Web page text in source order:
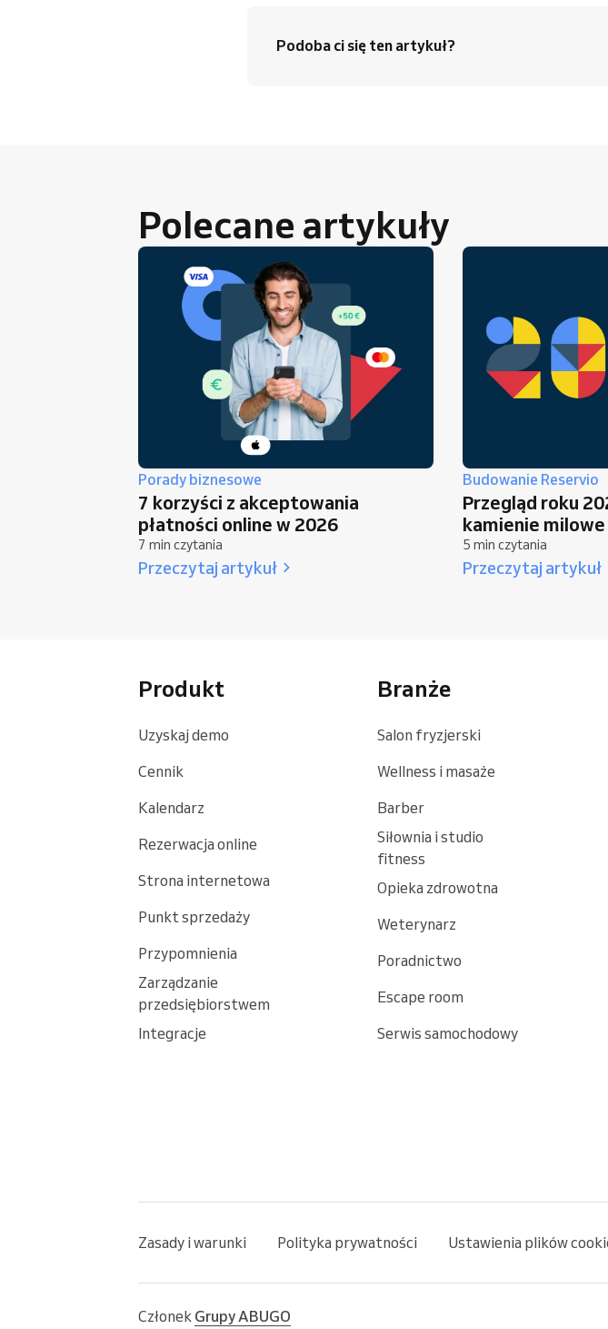
Podoba ci się ten artykuł?
Polecane artykuły
Porady biznesowe
7 korzyści z akceptowania
płatności online w 2026
7 min czytania
Przeczytaj artykuł
Budowanie Reservio
Przegląd roku
kamienie
5 min czytania
Przeczytaj artykuł
Produkt
Uzyskaj demo
Cennik
Kalendarz
Rezerwacja online
Strona internetowa
Punkt sprzedaży
Przypomnienia
Zarządzanie
przedsiębiorstwem
Integracje
Branże
Salon fryzjerski
Wellness i masaże
Barber
Siłownia i studio
fitness
Opieka zdrowotna
Weterynarz
Poradnictwo
Escape room
Serwis samochodowy
Zasady i warunki Polityka prywatności Ustawienia plików
Członek Grupy ABUGO